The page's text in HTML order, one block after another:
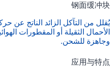
钢面缓冲块
يُقلل من التآكل الزائد الناتج عن
الأحمال الثقيلة أو المقطورات
وجاهزة للشحن.
应用与特点